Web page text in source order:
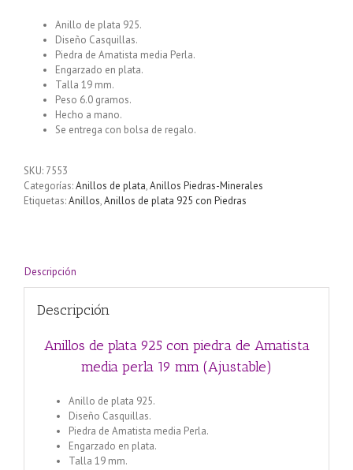
Anillo de plata 925.
Diseño Casquillas.
Piedra de Amatista media Perla.
Engarzado en plata.
Talla 19 mm.
Peso 6.0 gramos.
Hecho a mano.
Se entrega con bolsa de regalo.
SKU: 7553
Categorías:Anillos de plata,Anillos Piedras-Minerales
Etiquetas:Anillos,Anillos de plata 925 con Piedras
Descripción
Descripción
Anillos de plata 925 con piedra de Amatista
media perla 19 mm (Ajustable)
Anillo de plata 925.
Diseño Casquillas.
Piedra de Amatista media Perla.
Engarzado en plata.
Talla 19 mm.